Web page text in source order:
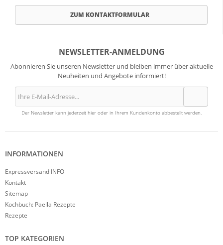
ZUM KONTAKTFORMULAR
NEWSLETTER-ANMELDUNG
Abonnieren Sie unseren Newsletter und bleiben immer über aktuelle
Neuheiten und Angebote informiert!
Der Newsletter kann jederzeit hier oder in Ihrem Kundenkonto abbestellt werden.
INFORMATIONEN
Expressversand INFO
Kontakt
Sitemap
Kochbuch: Paella Rezepte
Rezepte
TOP KATEGORIEN